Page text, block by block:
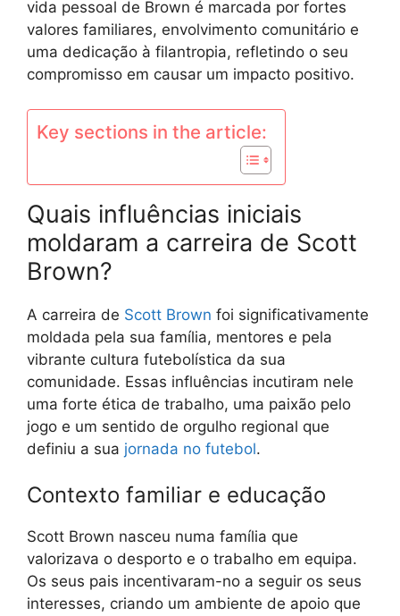
vida pessoal de Brown é marcada por fortes
valores familiares, envolvimento comunitário e
uma dedicação à filantropia, refletindo o seu
compromisso em causar um impacto positivo.
Key sections in the article:
Quais influências iniciais
moldaram a carreira de Scott
Brown?
A carreira de Scott Brown foi significativamente
moldada pela sua família, mentores e pela
vibrante cultura futebolística da sua
comunidade. Essas influências incutiram nele
uma forte ética de trabalho, uma paixão pelo
jogo e um sentido de orgulho regional que
definiu a sua jornada no futebol.
Contexto familiar e educação
Scott Brown nasceu numa família que
valorizava o desporto e o trabalho em equipa.
Os seus pais incentivaram-no a seguir os seus
interesses, criando um ambiente de apoio que